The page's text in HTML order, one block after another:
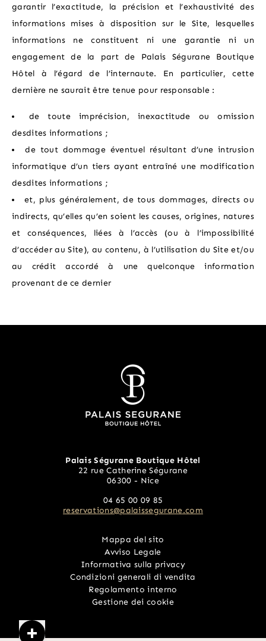
22 rue Catherine Ségurane Nice 06300 France
reservations@palaissegurane.com
garantir l’exactitude, la précision et l’exhaustivité des
informations mises à disposition sur le Site, lesquelles
informations ne constituent ni une garantie ni un
engagement de la part de Palais Ségurane Boutique
Hôtel à l’égard de l’internaute. En particulier, cette
dernière ne saurait être tenue pour responsable :
de toute imprécision, inexactitude ou omission
desdites informations ;
de tout dommage éventuel résultant d’une intrusion
informatique d’un tiers ayant entraîné une modification
desdites informations ;
et, plus généralement, de tous dommages, directs ou
indirects, qu’elles qu’en soient les causes, origines, natures
et conséquences, liées à l’accès (ou à l’impossibilité
d’accéder au Site), au contenu, à l’utilisation du Site et/ou
au crédit accordé à une quelconque information
provenant de ce dernier
09 85
Palais Ségurane Boutique Hôtel
22 rue Catherine Ségurane
06300 - Nice
04 65 00 09 85
reservations@palaissegurane.com
Mappa del sito
Avviso Legale
Informativa sulla privacy
Condizioni generali di vendita
Regolamento interno
Gestione dei cookie